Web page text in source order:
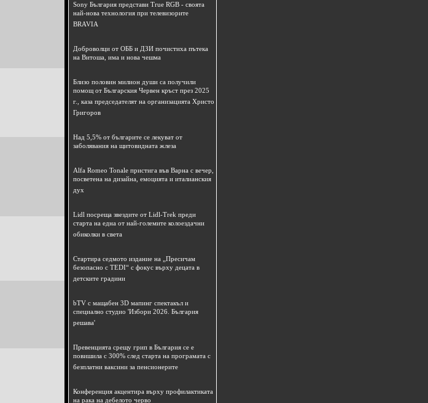
Sony България представи True RGB - своята
най-нова технология при телевизорите
BRAVIA
Доброволци от ОББ и ДЗИ почистиха пътека
на Витоша, има и нова чешма
Близо половин милион души са получили
помощ от Българския Червен кръст през 2025
г., каза председателят на организацията Христо
Григоров
Над 5,5% от българите се лекуват от
заболявания на щитовидната жлеза
Alfa Romeo Tonale пристига във Варна с вечер,
посветена на дизайна, емоцията и италианския
дух
Lidl посреща звездите от Lidl-Trek преди
старта на една от най-големите колоездачни
обиколки в света
Стартира седмото издание на „Пресичам
безопасно с TEDI“ с фокус върху децата в
детските градини
bTV с мащабен 3D мапинг спектакъл и
специално студио 'Избори 2026. България
решава'
Превенцията срещу грип в България се е
повишила с 300% след старта на програмата с
безплатни ваксини за пенсионерите
Конференция акцентира върху профилактиката